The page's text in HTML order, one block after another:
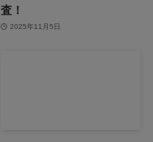
査！
2025年11月5日